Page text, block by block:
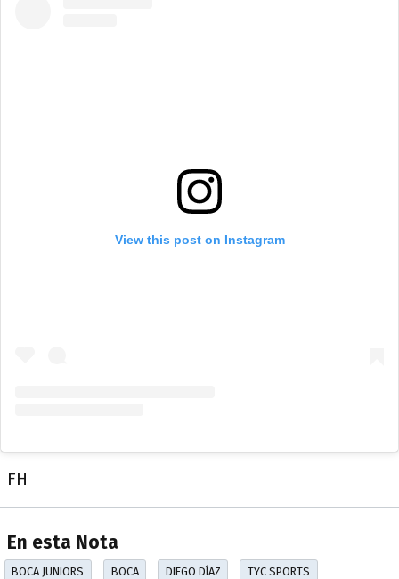
View this post on Instagram
FH
En esta Nota
BOCA JUNIORS BOCA DIEGO DÍAZ TYC SPORTS